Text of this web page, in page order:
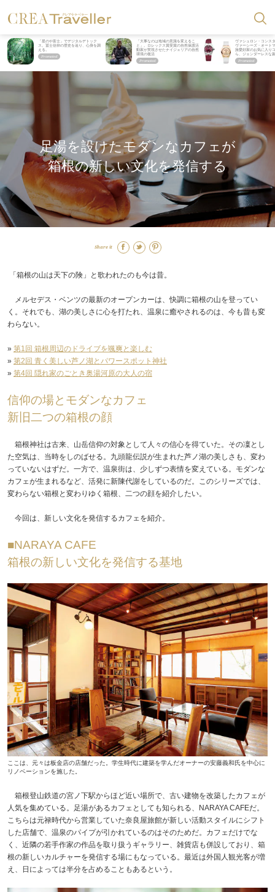
「星のや富士」でデジタルデトック
ス。冨士信仰の歴史を辿り、心身を調
える。
「大事なのは地域の意識を変えるこ
と」。ロレックス賞受賞の自然保護活
動家が実現させたナイジェリアの自然
環境の復活
ヴァシュロン・コンス
ヴァーシーズ・オート
旅愛好家のお気に入り
ら、ジェンダーレスな
足湯を設けたモダンなカフェが
箱根の新しい文化を発信する
Share it
「箱根の山は天下の険」と歌われたのも今は昔。
メルセデス・ベンツの最新のオープンカーは、快調に箱根の山を登ってい
く。それでも、湖の美しさに心を打たれ、温泉に癒やされるのは、今も昔も変
わらない。
» 第1回 箱根周辺のドライブを颯爽と楽しむ
» 第2回 青く美しい芦ノ湖とパワースポット神社
» 第4回 隠れ家のごとき奥湯河原の大人の宿
信仰の場とモダンなカフェ
新旧二つの箱根の顔
箱根神社は古来、山岳信仰の対象として人々の信心を得ていた。その凜とし
た空気は、当時をしのばせる。九頭龍伝説が生まれた芦ノ湖の美しさも、変わ
っていないはずだ。一方で、温泉街は、少しずつ表情を変えている。モダンな
カフェが生まれるなど、活発に新陳代謝をしているのだ。このシリーズでは、
変わらない箱根と変わりゆく箱根、二つの顔を紹介したい。
今回は、新しい文化を発信するカフェを紹介。
■NARAYA CAFE
箱根の新しい文化を発信する基地
ここは、元々は板金店の店舗だった。学生時代に建築を学んだオーナーの安藤義和氏を中心に
リノベーションを施した。
箱根登山鉄道の宮ノ下駅からほど近い場所で、古い建物を改築したカフェが
人気を集めている。足湯があるカフェとしても知られる、NARAYA CAFEだ。
こちらは元禄時代から営業していた奈良屋旅館が新しい活動スタイルにシフト
した店舗で、温泉のパイプが引かれているのはそのためだ。カフェだけでな
く、近隣の若手作家の作品を取り扱うギャラリー、雑貨店も併設しており、箱
根の新しいカルチャーを発信する場にもなっている。最近は外国人観光客が増
え、日によっては半分を占めることもあるという。